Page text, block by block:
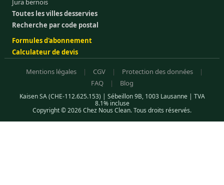
Jura bernois
Toutes les villes desservies
Recherche par code postal
Formules d'abonnement
Calculateur de devis
Mentions légales | CGV | Protection des données
|
FAQ
| Blog
Kaisen SA (CHE-112.625.153) | Sébeillon 9B, 1003 Lausanne | TVA
8.1% incluse
Copyright © 2026 Chez Nous Clean. Tous droits réservés.